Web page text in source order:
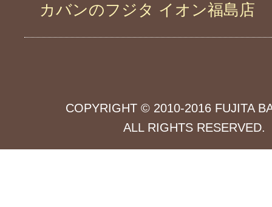
カバンのフジタ イオン福島店
COPYRIGHT © 2010-2016 FUJITA
ALL RIGHTS RESERVED.